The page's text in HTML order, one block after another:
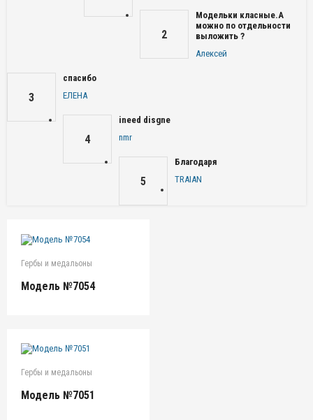
2
Модельки класные.А
можно по отдельности
выложить ?
Алексей
3
спасибо
ЕЛЕНА
4
ineed disgne
nmr
5
Благодаря
TRAIAN
Гербы и медальоны
Модель №7054
Гербы и медальоны
Модель №7051